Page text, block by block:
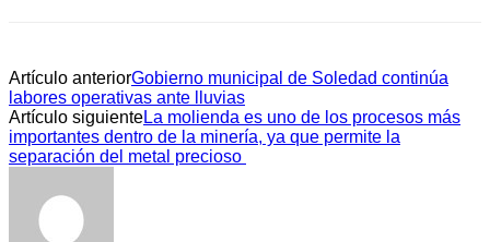
Artículo anteriorGobierno municipal de Soledad continúa
labores operativas ante lluvias
Artículo siguienteLa molienda es uno de los procesos más
importantes dentro de la minería, ya que permite la
separación del metal precioso